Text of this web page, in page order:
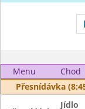
Menu Chod
Přesnídávka
Jídlo